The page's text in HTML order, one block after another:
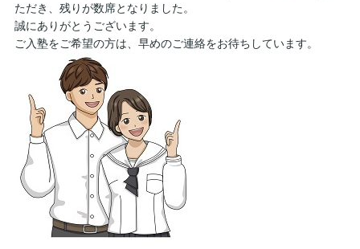
ただき、残りが数席となりました。
誠にありがとうございます。
ご入塾をご希望の方は、早めのご連絡をお待ちしています。